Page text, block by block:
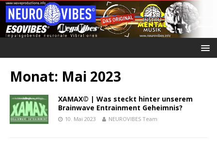
Monat: Mai 2023
XAMAX© | Was steckt hinter unserem
Brainwave Entrainment Geheimnis?
10. Mai 2023 NEUROVIBES Team